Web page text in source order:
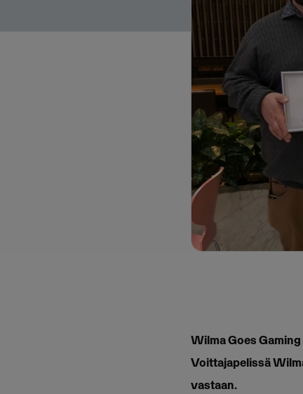
Wilma Goes
Voittajapelissä
vastaan.